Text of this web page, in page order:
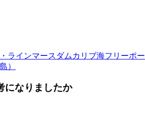
ラインマースダム カリブ海フリーポー
）
になりましたか